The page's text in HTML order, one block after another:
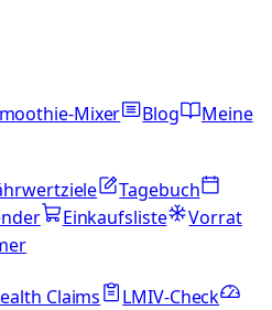
Mixer Blog
Meine
Tagebuch
Einkaufsliste
Vorrat
Claims
LMIV-Check